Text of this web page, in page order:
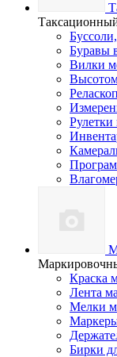
Буравы
Вилки
Краска
Лента
Мелки
Бирки